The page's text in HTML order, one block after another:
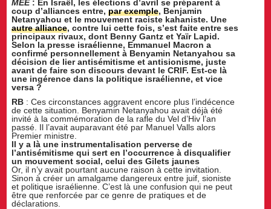
MEE : En Israël, les élections d’avril se préparent à
coup d’alliances entre,par exemple, Benjamin
Netanyahou et le mouvement raciste kahaniste. Une
autre alliance, contre lui cette fois, s’est faite entre ses
principaux rivaux, dont Benny Gantz et Yaïr Lapid.
Selon la presse israélienne, Emmanuel Macron a
confirmé personnellement à Benyamin Netanyahou sa
décision de lier antisémitisme et antisionisme, juste
avant de faire son discours devant le CRIF. Est-ce là
une ingérence dans la politique israélienne, et vice
versa ?
RB : Ces circonstances aggravent encore plus l’indécence
de cette situation. Benyamin Netanyahou avait déjà été
invité à la commémoration de la rafle du Vel d’Hiv l’an
passé. Il l’avait auparavant été par Manuel Valls alors
Premier ministre.
Il y a là une instrumentalisation perverse de
l’antisémitisme qui sert en l’occurrence à disqualifier
un mouvement social, celui des Gilets jaunes
Or, il n’y avait pourtant aucune raison à cette invitation.
Sinon à créer un amalgame dangereux entre juif, sioniste
et politique israélienne. C’est là une confusion qui ne peut
être que renforcée par ce genre de pratiques et de
déclarations.